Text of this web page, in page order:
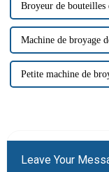
Broyeur de bouteilles
Machine de broyage
Petite machine de
Leave Your